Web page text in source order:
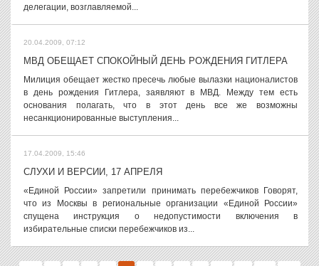
делегации, возглавляемой...
20.04.2009, 07:12
МВД ОБЕЩАЕТ СПОКОЙНЫЙ ДЕНЬ РОЖДЕНИЯ ГИТЛЕРА
Милиция обещает жестко пресечь любые вылазки националистов
в день рождения Гитлера, заявляют в МВД. Между тем есть
основания полагать, что в этот день все же возможны
несанкционированные выступления...
17.04.2009, 15:46
СЛУХИ И ВЕРСИИ, 17 АПРЕЛЯ
«Единой России» запретили принимать перебежчиков Говорят,
что из Москвы в региональные организации «Единой России»
спущена инструкция о недопустимости включения в
избирательные списки перебежчиков из...